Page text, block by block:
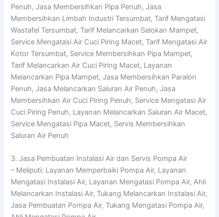
Penuh, Jasa Membersihkan Pipa Penuh, Jasa
Membersihkan Limbah Industri Tersumbat, Tarif Mengatasi
Wastafel Tersumbat, Tarif Melancarkan Selokan Mampet,
Service Mengatasi Air Cuci Piring Macet, Tarif Mengatasi Air
Kotor Tersumbat, Service Membersihkan Pipa Mampet,
Tarif Melancarkan Air Cuci Piring Macet, Layanan
Melancarkan Pipa Mampet, Jasa Membersihkan Paralon
Penuh, Jasa Melancarkan Saluran Air Penuh, Jasa
Membersihkan Air Cuci Piring Penuh, Service Mengatasi Air
Cuci Piring Penuh, Layanan Melancarkan Saluran Air Macet,
Service Mengatasi Pipa Macet, Servis Membersihkan
Saluran Air Penuh
3. Jasa Pembuatan Instalasi Air dan Servis Pompa Air
– Meliputi: Layanan Memperbaiki Pompa Air, Layanan
Mengatasi Instalasi Air, Layanan Mengatasi Pompa Air, Ahli
Melancarkan Instalasi Air, Tukang Melancarkan Instalasi Air,
Jasa Pembuatan Pompa Air, Tukang Mengatasi Pompa Air,